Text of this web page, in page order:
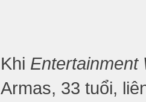
Khi Entertainment
Armas, 33 tuổi,